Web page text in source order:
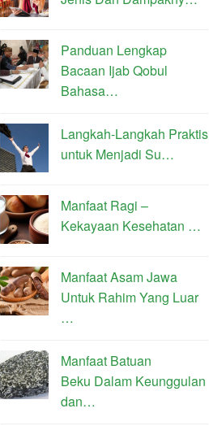
Panduan Lengkap
Bacaan Ijab Qobul
Bahasa…
Langkah-Langkah Praktis
untuk Menjadi Su…
Manfaat Ragi –
Kekayaan Kesehatan …
Manfaat Asam Jawa
Untuk Rahim Yang Luar
…
Manfaat Batuan
Beku Dalam Keunggulan
dan…